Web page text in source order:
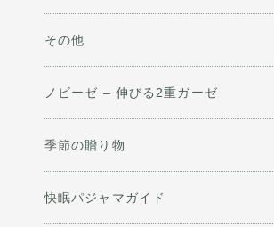
その他
ノビーゼ – 伸びる2重ガーゼ
季節の贈り物
快眠パジャマガイド